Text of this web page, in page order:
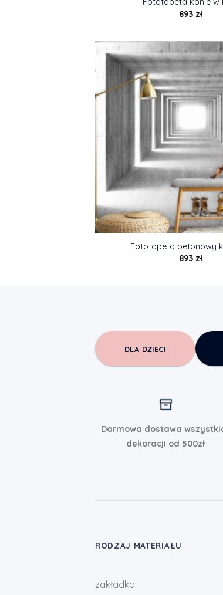
893 zł
Fototapeta betonowy
893 zł
DLA DZIECI
Darmowa dostawa
dekoracji od 500zł
RODZAJ MATERIAŁU
zakładka